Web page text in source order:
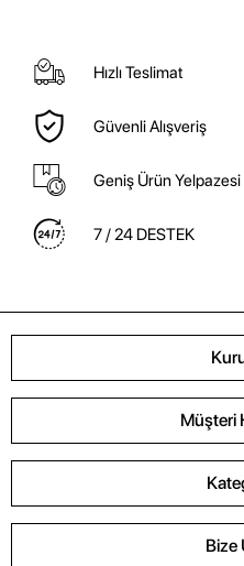
Hızlı Teslimat
Güvenli Alışveriş
Geniş Ürün Yelpazesi
7 / 24 DESTEK
Müşteri
Bize